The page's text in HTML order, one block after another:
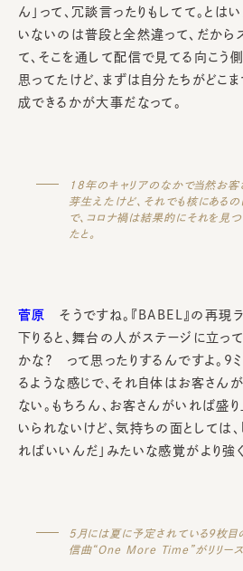
ん」って、冗談言ったりもしてて。とは
いないのは普段と全然違って、だから
て、そこを通して配信で見てる向こう
思ってたけど、まずは自分たちがどこ
成できるかが大事だなって。
18年のキャリアのなかで当然お客
芽生えたけど、それでも核にある
で、コロナ禍は結果的にそれを見
たと。
菅原
そうですね。『BABEL』の再現
下りると、舞台の人がステージに立っ
かな？ って思ったりするんですよ。9
るような感じで、それ自体はお客さん
ない。もちろん、お客さんがいれば盛
いられないけど、気持ちの面としては
ればいいんだ」みたいな感覚がより強
5月には夏に予定されている9枚
信曲“One More Time”がリリース